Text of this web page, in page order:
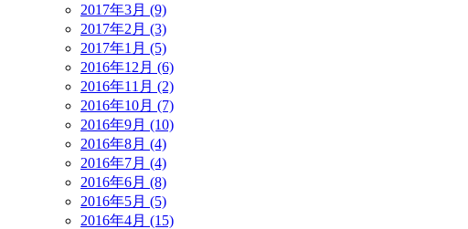
2017年3月 (9)
2017年2月 (3)
2017年1月 (5)
2016年12月 (6)
2016年11月 (2)
2016年10月 (7)
2016年9月 (10)
2016年8月 (4)
2016年7月 (4)
2016年6月 (8)
2016年5月 (5)
2016年4月 (15)